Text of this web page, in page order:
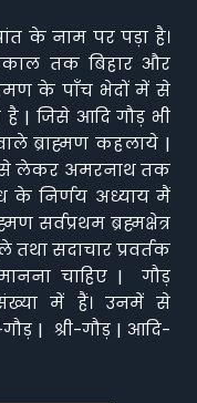
के नाम पर पड़ा है।
तक बिहार और
के पाँच भेदों में से
| जिसे आदि गौड़ भी
ब्राह्मण कहलाये |
से लेकर अमरनाथ तक
के निर्णय अध्याय मैं
सर्वप्रथम ब्रह्मक्षेत्र
सदाचार प्रवर्तक
चाहिए | गौड़
संख्या में हैं। उनमें से
| श्री-गौड़ | आदि-